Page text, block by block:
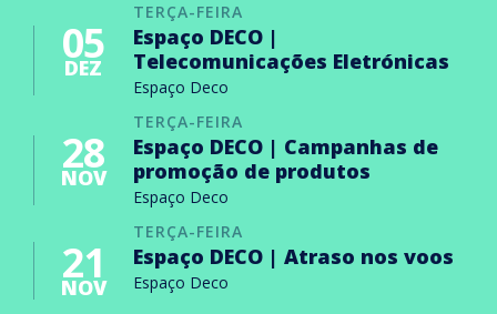
TERÇA-FEIRA
05
DEZ
Espaço DECO |
Telecomunicações Eletrónicas
Espaço Deco
TERÇA-FEIRA
28
NOV
Espaço DECO | Campanhas de
promoção de produtos
Espaço Deco
TERÇA-FEIRA
21
NOV
Espaço DECO | Atraso nos voos
Espaço Deco